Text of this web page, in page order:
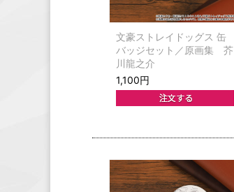
文豪ストレイドッグス 缶
バッジセット／原画集 芥
川龍之介
1,100円